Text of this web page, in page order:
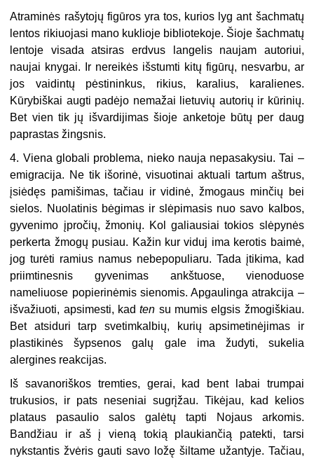
Atraminės rašytojų figūros yra tos, kurios lyg ant šachmatų
lentos rikiuojasi mano kuklioje bibliotekoje. Šioje šachmatų
lentoje visada atsiras erdvus langelis naujam autoriui,
naujai knygai. Ir nereikės išstumti kitų figūrų, nesvarbu, ar
jos vaidintų pėstininkus, rikius, karalius, karalienes.
Kūrybiškai augti padėjo nemažai lietuvių autorių ir kūrinių.
Bet vien tik jų išvardijimas šioje anketoje būtų per daug
paprastas žingsnis.
4. Viena globali problema, nieko nauja nepasakysiu. Tai –
emigracija. Ne tik išorinė, visuotinai aktuali tartum aštrus,
įsiėdęs pamišimas, tačiau ir vidinė, žmogaus minčių bei
sielos. Nuolatinis bėgimas ir slėpimasis nuo savo kalbos,
gyvenimo įpročių, žmonių. Kol galiausiai tokios slėpynės
perkerta žmogų pusiau. Kažin kur viduj ima kerotis baimė,
jog turėti ramius namus nebepopuliaru. Tada įtikima, kad
priimtinesnis gyvenimas ankštuose, vienoduose
nameliuose popierinėmis sienomis. Apgaulinga atrakcija –
išvažiuoti, apsimesti, kadten su mumis elgsis žmogiškiau.
Bet atsiduri tarp svetimkalbių, kurių apsimetinėjimas ir
plastikinės šypsenos galų gale ima žudyti, sukelia
alergines reakcijas.
Iš savanoriškos tremties, gerai, kad bent labai trumpai
trukusios, ir pats neseniai sugrįžau. Tikėjau, kad kelios
plataus pasaulio salos galėtų tapti Nojaus arkomis.
Bandžiau ir aš į vieną tokią plaukiančią patekti, tarsi
nykstantis žvėris gauti savo ložę šiltame užantyje. Tačiau,